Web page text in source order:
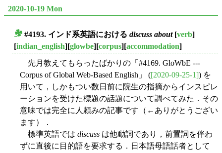
2020-10-19 Mon
#4193. インド系英語における discuss about[verb]
[indian_english][glowbe][corpus][accommodation]
先月教えてもらったばかりの「#4169. GloWbE ---
Corpus of Global Web-Based English」 ([2020-09-25-1]) を
用いて，しかもつい数日前に院生の指摘からインスピレ
ーションを受けた標題の話題について調べてみた．その
意味では完全に人頼みの記事です（←ありがとうござい
ます）．
標準英語では discuss は他動詞であり，前置詞を伴わ
ずに直後に目的語を要求する．日本語母語話者として